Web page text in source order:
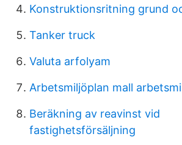
Konstruktionsritning grund
Tanker truck
Valuta arfolyam
Arbetsmiljöplan mall
Beräkning av reavinst vid
fastighetsförsäljning